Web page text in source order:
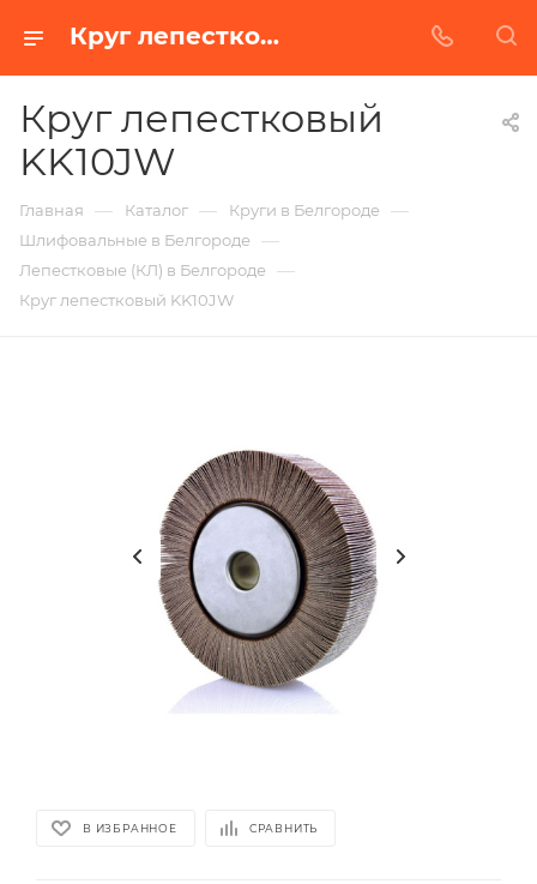
Круг лепестковый KK10JW в Белгороде | Купить по недорогой цене от Абразивного Завода
Круг лепестковый
KK10JW
Главная — Каталог — Круги в Белгороде —
Шлифовальные в Белгороде —
Лепестковые (КЛ) в Белгороде —
Круг лепестковый KK10JW
В ИЗБРАННОЕ СРАВНИТЬ